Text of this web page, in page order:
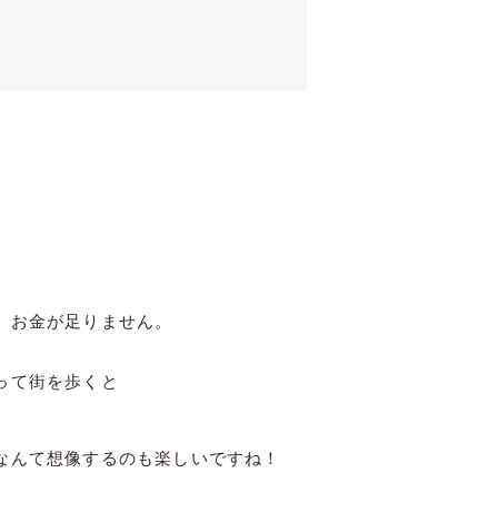
金が足りません。
て街を歩くと
て想像するのも楽しいですね！